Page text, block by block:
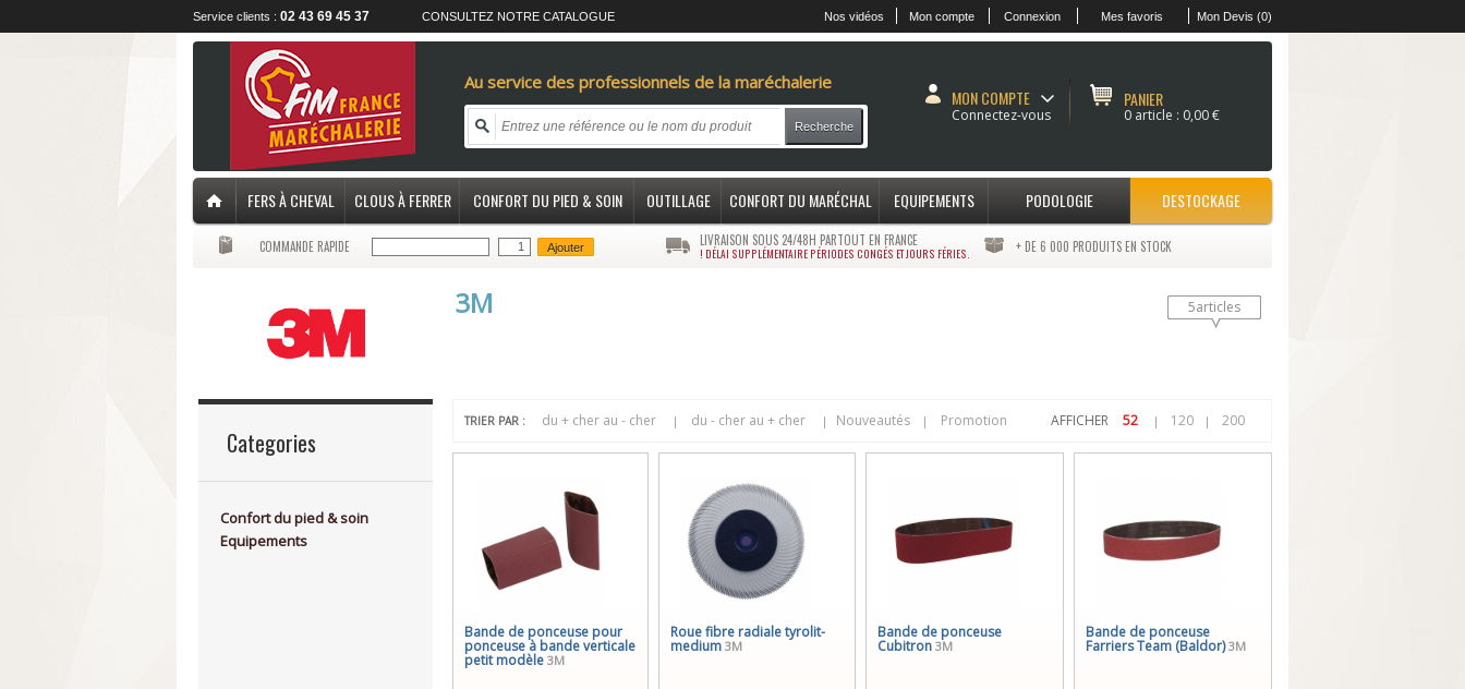
Service clients : 02 43 69 45 37 CONSULTEZ NOTRE CATALOGUE Nos vidéos Mon compte Connexion Mes favoris Mon Devis (0)
Au service des professionnels de la maréchalerie
Recherche
MON COMPTE
Connectez-vous
PANIER
0 article : 0,00 €
FERS À CHEVAL CLOUS À FERRER CONFORT DU PIED & SOIN OUTILLAGE CONFORT DU MARÉCHAL EQUIPEMENTS PODOLOGIE DESTOCKAGE
COMMANDE RAPIDE Ajouter LIVRAISON SOUS 24/48H PARTOUT EN FRANCE
! DÉLAI SUPPLÉMENTAIRE PÉRIODES CONGÉS ET JOURS FÉRIES. + DE 6 000 PRODUITS EN STOCK
3M 5articles
Categories
Confort du pied & soin
Equipements
TRIER PAR : du + cher au - cher | du - cher au + cher | Nouveautés | Promotion AFFICHER 52 | 120 | 200
Bande de ponceuse pour
ponceuse à bande verticale
petit modèle 3M
Roue fibre radiale tyrolit-
medium 3M
Bande de ponceuse
Cubitron 3M
Bande de ponceuse
Farriers Team (Baldor)3M